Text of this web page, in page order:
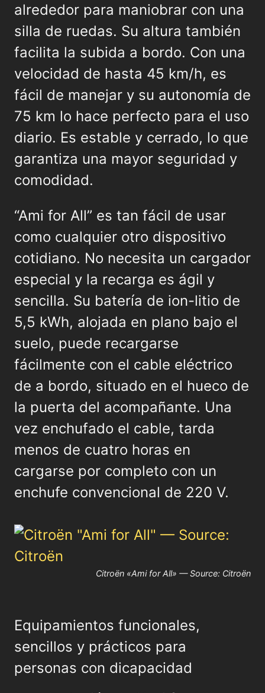
alrededor para maniobrar con una
silla de ruedas. Su altura también
facilita la subida a bordo. Con una
velocidad de hasta 45 km/h, es
fácil de manejar y su autonomía de
75 km lo hace perfecto para el uso
diario. Es estable y cerrado, lo que
garantiza una mayor seguridad y
comodidad.
“Ami for All” es tan fácil de usar
como cualquier otro dispositivo
cotidiano. No necesita un cargador
especial y la recarga es ágil y
sencilla. Su batería de ion-litio de
5,5 kWh, alojada en plano bajo el
suelo, puede recargarse
fácilmente con el cable eléctrico
de a bordo, situado en el hueco de
la puerta del acompañante. Una
vez enchufado el cable, tarda
menos de cuatro horas en
cargarse por completo con un
enchufe convencional de 220 V.
Citroën «Ami for All» — Source: Citroën
Equipamientos funcionales,
sencillos y prácticos para
personas con dicapacidad